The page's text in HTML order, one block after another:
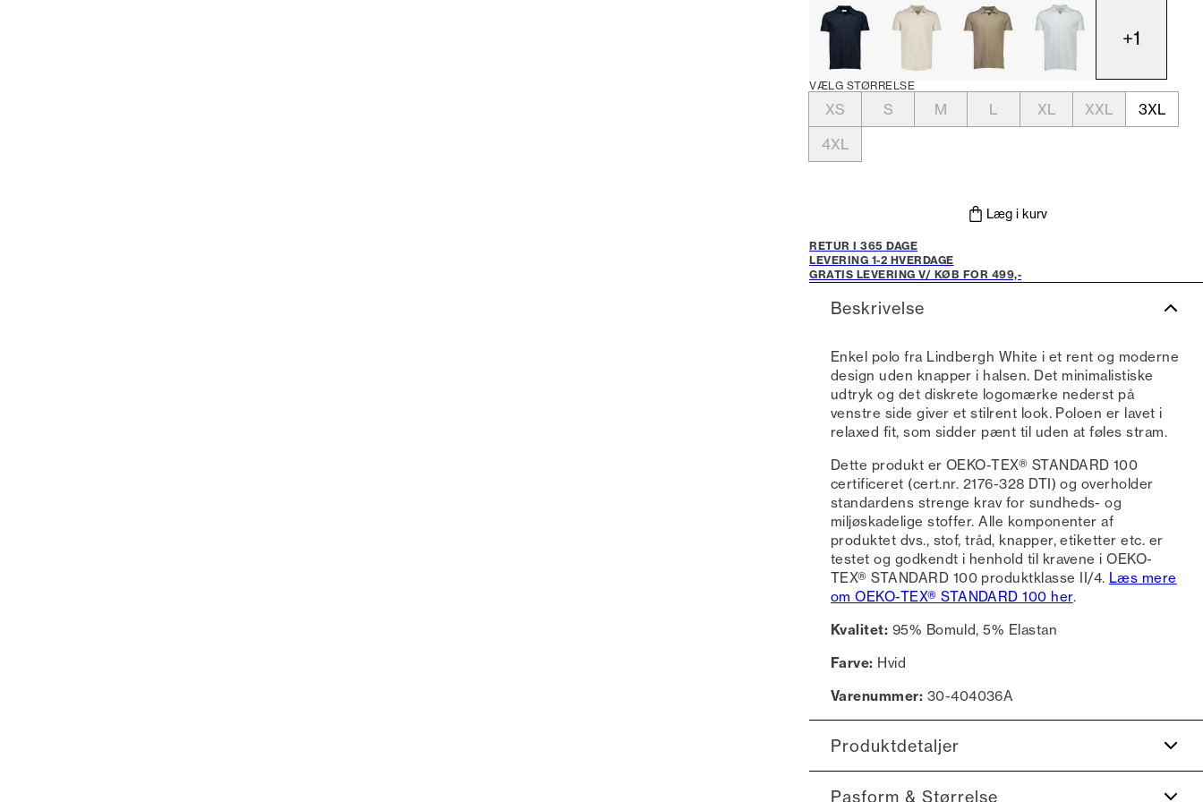
+1
VÆLG STØRRELSE
XS S M L XL XXL
3XL
4XL
Læg i kurv
RETUR I 365 DAGE
LEVERING 1-2 HVERDAGE
GRATIS LEVERING V/ KØB FOR 499,-
Beskrivelse
Enkel polo fra Lindbergh White i et rent og moderne
design uden knapper i halsen. Det minimalistiske
udtryk og det diskrete logomærke nederst på
venstre side giver et stilrent look. Poloen er lavet i
relaxed fit, som sidder pænt til uden at føles stram.
Dette produkt er OEKO-TEX® STANDARD 100
certificeret (cert.nr. 2176-328 DTI) og overholder
standardens strenge krav for sundheds- og
miljøskadelige stoffer. Alle komponenter af
produktet dvs., stof, tråd, knapper, etiketter etc. er
testet og godkendt i henhold til kravene i OEKO-
TEX® STANDARD 100 produktklasse II/4. Læs mere
om OEKO-TEX® STANDARD 100 her.
Kvalitet: 95% Bomuld, 5% Elastan
Farve: Hvid
Varenummer: 30-404036A
Produktdetaljer
Med almindelig krave.
Pasform & Størrelse